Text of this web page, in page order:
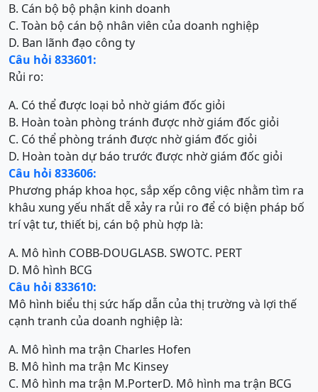
B. Cán bộ bộ phận kinh doanh
C. Toàn bộ cán bộ nhân viên của doanh nghiệp
D. Ban lãnh đạo công ty
Câu hỏi 833601:
Rủi ro:
A. Có thể được loại bỏ nhờ giám đốc giỏi
B. Hoàn toàn phòng tránh được nhờ giám đốc giỏi
C. Có thể phòng tránh được nhờ giám đốc giỏi
D. Hoàn toàn dự báo trước được nhờ giám đốc giỏi
Câu hỏi 833606:
Phương pháp khoa học, sắp xếp công việc nhằm tìm ra
khâu xung yếu nhất dễ xảy ra rủi ro để có biện pháp bố
trí vật tư, thiết bị, cán bộ phù hợp là:
A. Mô hình COBB-DOUGLASB. SWOTC. PERT
D. Mô hình BCG
Câu hỏi 833610:
Mô hình biểu thị sức hấp dẫn của thị trường và lợi thế
cạnh tranh của doanh nghiệp là:
A. Mô hình ma trận Charles Hofen
B. Mô hình ma trận Mc Kinsey
C. Mô hình ma trận M.PorterD. Mô hình ma trận BCG